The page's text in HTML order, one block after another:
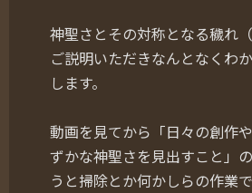
神聖さとその対称となる穢れ
ご説明いただきなんとなくわ
します。
動画を見てから「日々の創作
ずかな神聖さを見出すこと」
うと掃除とか何かしらの作業